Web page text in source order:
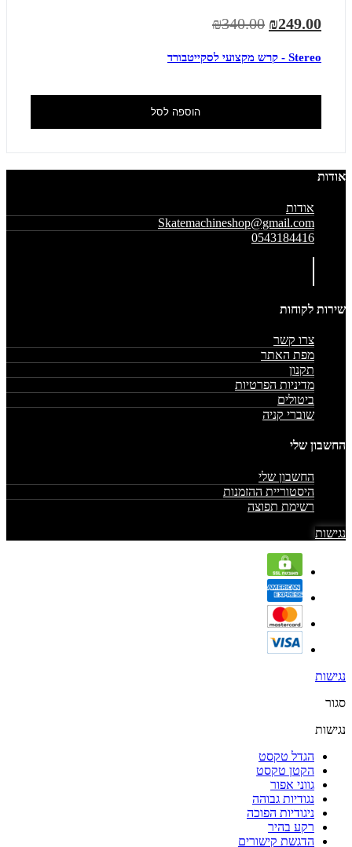
₪249.00
₪340.00
Stereo - קרש מקצועי לסקייטבורד
הוספה לסל
אודות
אודות
Skatemachineshop@gmail.com
0543184416
שירות לקוחות
צרו קשר
מפת האתר
תקנון
מדיניות הפרטיות
ביטולים
שוברי קניה
החשבון שלי
החשבון שלי
היסטוריית ההזמנות
רשימת תפוצה
נגישות
נגישות
סגור
נגישות
הגדל טקסט
הקטן טקסט
גווני אפור
נגודיות גבוהה
ניגודיות הפוכה
רקע בהיר
הדגשת קישורים